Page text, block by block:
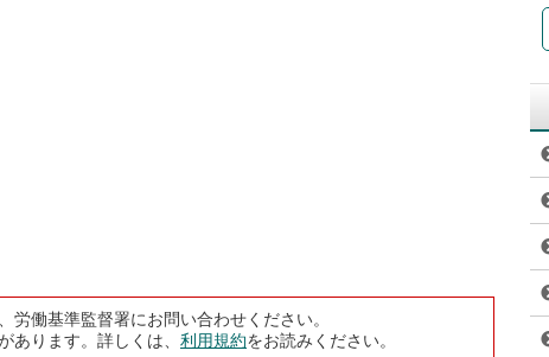
労働基準監督署にお問い合わせください。
あります。詳しくは、 利用規約をお読みください。